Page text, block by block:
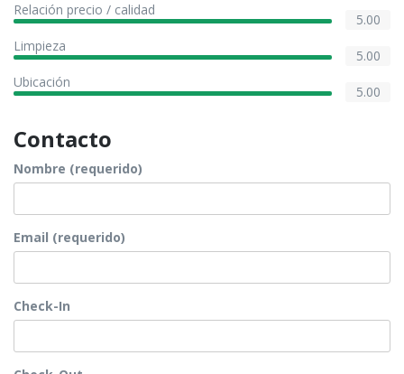
Relación precio / calidad
5.00
Limpieza
5.00
Ubicación
5.00
Contacto
Nombre (requerido)
Email (requerido)
Check-In